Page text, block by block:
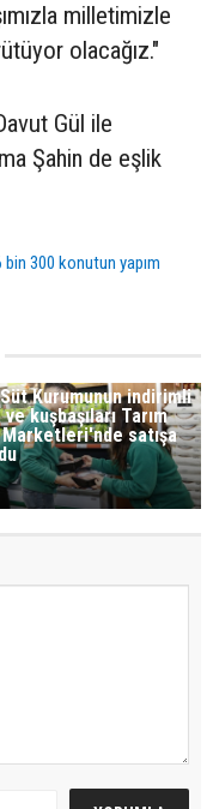
milletimizle
olacağız."
Gül ile
Şahin de eşlik
300 konutun yapım
Kurumunun indirimli
ve kuşbaşıları Tarım
satışa